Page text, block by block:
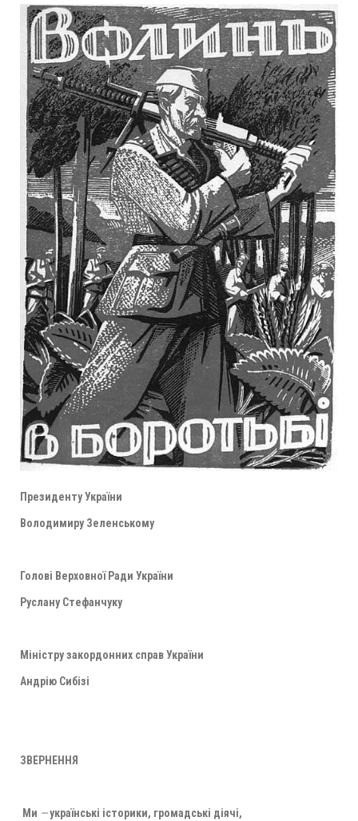
Президенту України
Володимиру Зеленському
Голові Верховної Ради України
Руслану Стефанчуку
Міністру закордонних справ України
Андрію Сибізі
ЗВЕРНЕННЯ
Ми —українські історики, громадські діячі,